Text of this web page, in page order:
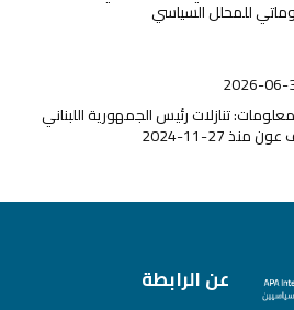
للمحلل السياسي
2026-06-
تنازلات رئيس الجمهورية اللبناني
منذ 27-11-2024
عن الرابطة